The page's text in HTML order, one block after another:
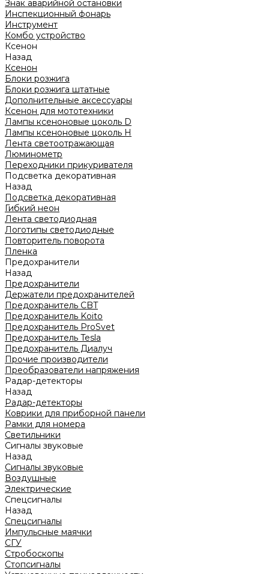
Знак аварийной остановки
Инспекционный фонарь
Инструмент
Комбо устройство
Ксенон
Назад
Ксенон
Блоки розжига
Блоки розжига штатные
Дополнительные аксессуары
Ксенон для мототехники
Лампы ксеноновые цоколь D
Лампы ксеноновые цоколь H
Лента светоотражающая
Люминометр
Переходники прикуривателя
Подсветка декоративная
Назад
Подсветка декоративная
Гибкий неон
Лента светодиодная
Логотипы светодиодные
Повторитель поворота
Пленка
Предохранители
Назад
Предохранители
Держатели предохранителей
Предохранитель CBT
Предохранитель Koito
Предохранитель ProSvet
Предохранитель Tesla
Предохранитель Диалуч
Прочие производители
Преобразователи напряжения
Радар-детекторы
Назад
Радар-детекторы
Коврики для приборной панели
Рамки для номера
Светильники
Сигналы звуковые
Назад
Сигналы звуковые
Воздушные
Электрические
Спецсигналы
Назад
Спецсигналы
Импульсные маячки
СГУ
Стробоскопы
Стопсигналы